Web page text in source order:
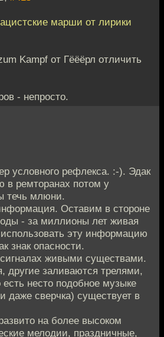
марши от лирики
Kampf от Гёёёрл отличить
- непросто.
условного рефлекса. :-). Эдак
в ремторанах потом у
течь млюни.
Оставим в стороне
- за миллионы лет живая
эту информацию
знак опасности.
живыми существами.
другие заливаются трелями,
есть несто подобное музыке
даже сверчка) существует в
на более высоком
мелодии, праздничные,